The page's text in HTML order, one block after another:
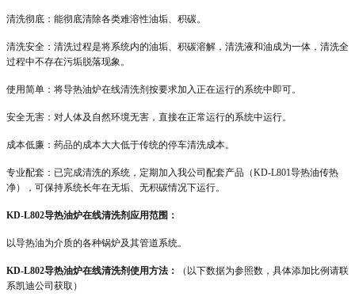
清洗彻底：能彻底清除各类难溶性油垢、积碳。
清洗安全：清洗过程是将系统内的油垢、积碳溶解，清洗液和油成为一体，清洗全
过程中不存在污垢脱落现象。
使用简单：将导热油炉在线清洗剂按要求加入正在运行的系统中即可。
安全无害：对人体及自然环境无害，直接在正常运行的系统中运行。
成本低廉：药品的成本大大低于传统的停车清洗成本。
专业配套：已完成清洗的系统，定期加入我公司配套产品（KD-L801导热油传热
净），可保持系统长年在无垢、无积碳情况下运行。
KD-L802导热油炉在线清洗剂应用范围：
以导热油为介质的各种锅炉及其管道系统。
KD-L802导热油炉在线清洗剂使用方法：
（以下数据为参照数，具体添加比例请联
系凯迪公司获取）